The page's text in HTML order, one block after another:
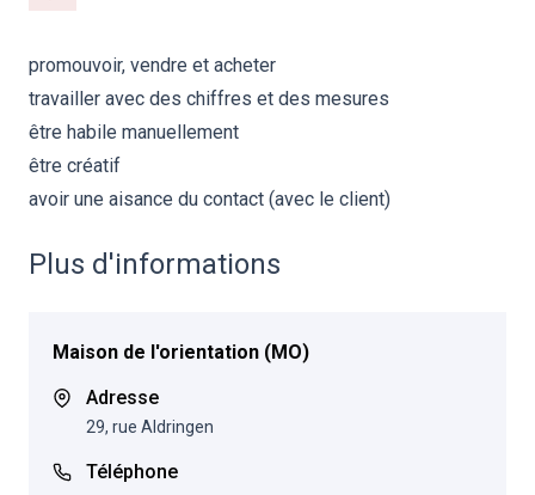
promouvoir, vendre et acheter
travailler avec des chiffres et des mesures
être habile manuellement
être créatif
avoir une aisance du contact (avec le client)
Plus d'informations
Maison de l'orientation (MO)
Adresse
29, rue Aldringen
Téléphone